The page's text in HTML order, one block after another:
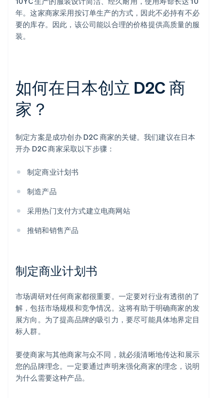
年。这家商家采用按订单生产的方式，因此不必持有不必
要的库存。因此，该公司能以合理的价格提供高质量的服
装。
如何在日本创立 D2C 商
家？
制定方案是成功创办 D2C 商家的关键。我们建议在日本
开办 D2C 商家采取以下步骤：
制定商业计划书
制造产品
采用热门支付方式建立电商网站
推销和销售产品
制定商业计划书
市场调研对任何商家都很重要。一定要对行业有透彻的了
解，包括市场规模和竞争情况。这将有助于明确商家的发
展方向。为了提高品牌的吸引力，要尽可能具体地界定目
标人群。
要使商家与其他商家与众不同，就必须清晰地传达和展示
您的品牌理念。一定要通过声明来强化商家的理念，说明
为什么需要这种产品。